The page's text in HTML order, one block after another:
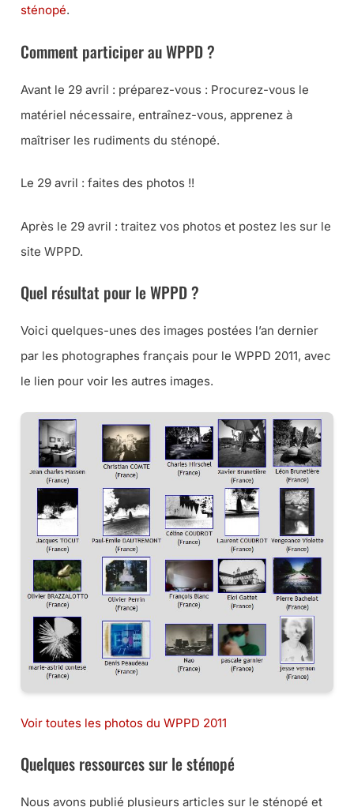
sténopé.
Comment participer au WPPD ?
Avant le 29 avril : préparez-vous : Procurez-vous le
matériel nécessaire, entraînez-vous, apprenez à
maîtriser les rudiments du sténopé.
Le 29 avril : faites des photos !!
Après le 29 avril : traitez vos photos et postez les sur le
site WPPD.
Quel résultat pour le WPPD ?
Voici quelques-unes des images postées l’an dernier
par les photographes français pour le WPPD 2011, avec
le lien pour voir les autres images.
Voir toutes les photos du WPPD 2011
Quelques ressources sur le sténopé
Nous avons publié plusieurs articles sur le sténopé et